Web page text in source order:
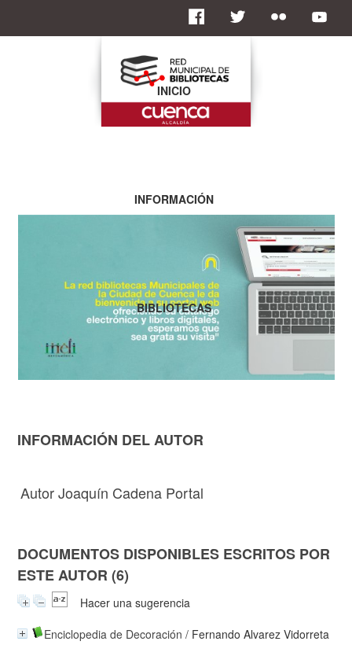
INFORMACIÓN DEL AUTOR
Autor Joaquín Cadena Portal
DOCUMENTOS DISPONIBLES ESCRITOS POR
ESTE AUTOR (6)
Hacer una sugerencia
Enciclopedia de Decoración / Fernando Alvarez Vidorreta
INICIO
INFORMACIÓN
BIBLIOTECAS